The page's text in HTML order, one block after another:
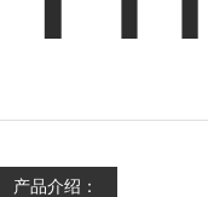
产品介绍：